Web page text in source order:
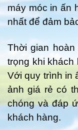
máy móc in ấn
nhất để đảm
Thời gian
trọng khi khách
Với quy trình in
ảnh giá rẻ có
chóng và đáp
khách hàng.